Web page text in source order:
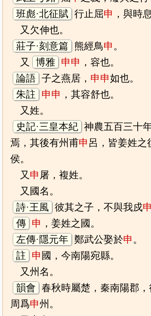
班彪·北征賦 行止屈申 ，與時
又欠伸也。
莊子·刻意篇
熊經鳥申 。
又
博雅 申申 ，容也。
論語 子之燕居， 申申如也。
朱註
申申 ，其容舒也。
又姓。
史記·三皇本紀 神農五百三十
焉，其後有州甫申 呂，皆姜姓之
侯。
又 申 屠，複姓。
又國名。
詩·王風 彼其之子，不與我戍申
傳 申 ，姜姓之國。
左傳·隱元年 鄭武公娶於申 。
註
申國，今南陽宛縣。
又州名。
韻會 春秋時屬楚，秦南陽郡，
周爲申州。